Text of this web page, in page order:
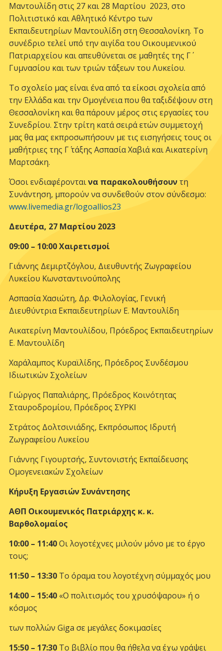
Μαντουλίδη στις 27 και 28 Μαρτίου 2023, στο
Πολιτιστικό και Αθλητικό Κέντρο των
Εκπαιδευτηρίων Μαντουλίδη στη Θεσσαλονίκη. Το
συνέδριο τελεί υπό την αιγίδα του Οικουμενικού
Πατριαρχείου και απευθύνεται σε μαθητές της Γ΄
Γυμνασίου και των τριών τάξεων του Λυκείου.
Το σχολείο μας είναι ένα από τα είκοσι σχολεία από
την Ελλάδα και την Ομογένεια που θα ταξιδέψουν στη
Θεσσαλονίκη και θα πάρουν μέρος στις εργασίες του
Συνεδρίου. Στην τρίτη κατά σειρά ετών συμμετοχή
μας θα μας εκπροσωπήσουν με τις εισηγήσεις τους οι
μαθήτριες της Γ΄ τάξης Ασπασία Χαβιά και Αικατερίνη
Μαρτσάκη.
Όσοι ενδιαφέρονταινα παρακολουθήσουντη
Συνάντηση, μπορούν να συνδεθούν στον σύνδεσμο:
www.livemedia.gr/logoallios23
Δευτέρα, 27 Μαρτίου 2023
09:00 – 10:00 Χαιρετισμοί
Γιάννης Δεμιρτζόγλου, Διευθυντής Ζωγραφείου
Λυκείου Κωνσταντινούπολης
Ασπασία Χασιώτη, Δρ. Φιλολογίας, Γενική
Διευθύντρια Εκπαιδευτηρίων Ε. Μαντουλίδη
Αικατερίνη Μαντουλίδου, Πρόεδρος Εκπαιδευτηρίων
Ε. Μαντουλίδη
Χαράλαμπος Κυραϊλίδης, Πρόεδρος Συνδέσμου
Ιδιωτικών Σχολείων
Γιώργος Παπαλιάρης, Πρόεδρος Κοινότητας
Σταυροδρομίου, Πρόεδρος ΣΥΡΚΙ
Στράτος Δολτσινιάδης, Εκπρόσωπος Ιδρυτή
Ζωγραφείου Λυκείου
Γιάννης Γιγουρτσής, Συντονιστής Εκπαίδευσης
Ομογενειακών Σχολείων
Κήρυξη Εργασιών Συνάντησης
ΑΘΠ Οικουμενικός Πατριάρχης κ. κ.
Βαρθολομαίος
10:00 – 11:40Οι λογοτέχνες μιλούν μόνο με το έργο
τους;
11:50 – 13:30 Το όραμα του λογοτέχνη σύμμαχός μου
14:00 – 15:40 «Ο πολιτισμός του χρυσόψαρου» ή ο
κόσμος
των πολλών Giga σε μεγάλες δοκιμασίες
15:50 – 17:30 Το βιβλίο που θα ήθελα να έχω γράψει